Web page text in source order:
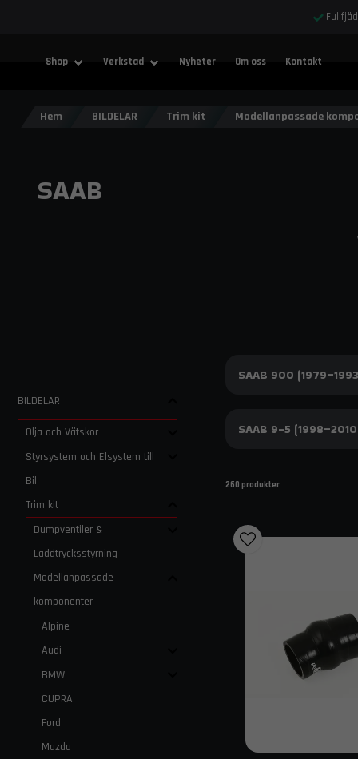
Shop Verkstad Nyheter Om oss Kontakt
Hem BILDELAR Trim kit Modellanpassade
SAAB
BILDELAR
Olja och Vätskor
Styrsystem och Elsystem till
Bil
Trim kit
Dumpventiler &
Laddtrycksstyrning
Modellanpassade
komponenter
Alpine
Audi
BMW
CUPRA
Ford
Mazda
SAAB 900
SAAB 9-5
260 produkter